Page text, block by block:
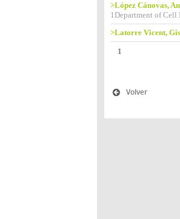
>López Cánovas,
1Department of
>Latorre Vicent,
1
Volver